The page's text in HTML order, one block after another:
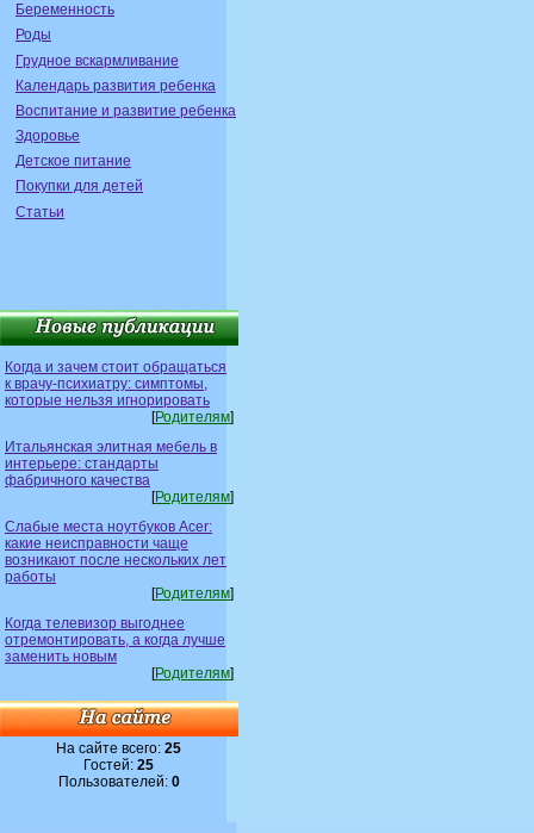
Беременность
Роды
Грудное вскармливание
Календарь развития ребенка
Воспитание и развитие ребенка
Здоровье
Детское питание
Покупки для детей
Статьи
Когда и зачем стоит обращаться
к врачу-психиатру: симптомы,
которые нельзя игнорировать
[Родителям]
Итальянская элитная мебель в
интерьере: стандарты
фабричного качества
[Родителям]
Слабые места ноутбуков Acer:
какие неисправности чаще
возникают после нескольких лет
работы
[Родителям]
Когда телевизор выгоднее
отремонтировать, а когда лучше
заменить новым
[Родителям]
На сайте всего:25
Гостей:25
Пользователей: 0